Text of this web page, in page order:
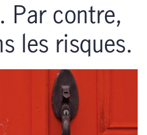
Par contre,
les risques.